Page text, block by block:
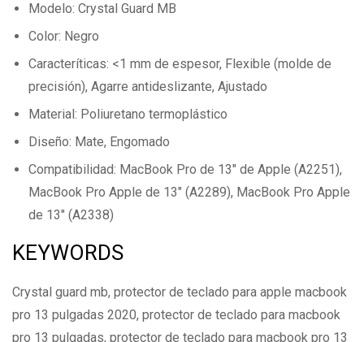
Modelo: Crystal Guard MB
Color: Negro
Caracteríticas: <1 mm de espesor, Flexible (molde de
precisión), Agarre antideslizante, Ajustado
Material: Poliuretano termoplástico
Diseño: Mate, Engomado
Compatibilidad: MacBook Pro de 13″ de Apple (A2251),
MacBook Pro Apple de 13″ (A2289), MacBook Pro Apple
de 13″ (A2338)
KEYWORDS
Crystal guard mb, protector de teclado para apple macbook
pro 13 pulgadas 2020, protector de teclado para macbook
pro 13 pulgadas, protector de teclado para macbook pro 13